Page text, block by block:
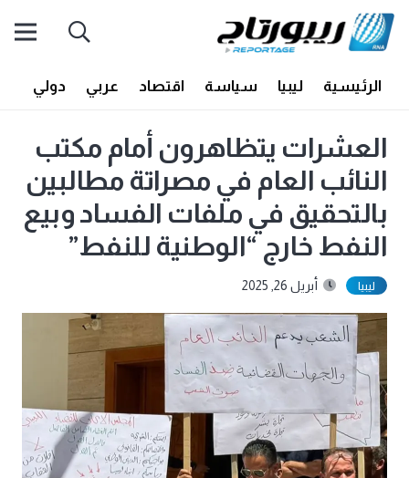
الرئيسية ليبيا سياسة اقتصاد عربي دولي
العشرات يتظاهرون أمام مكتب
النائب العام في مصراتة مطالبين
بالتحقيق في ملفات الفساد وبيع
النفط خارج “الوطنية للنفط”
ليبيا أبريل 26, 2025